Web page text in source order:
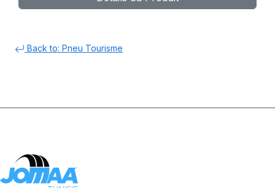
Back to: Pneu Tourisme